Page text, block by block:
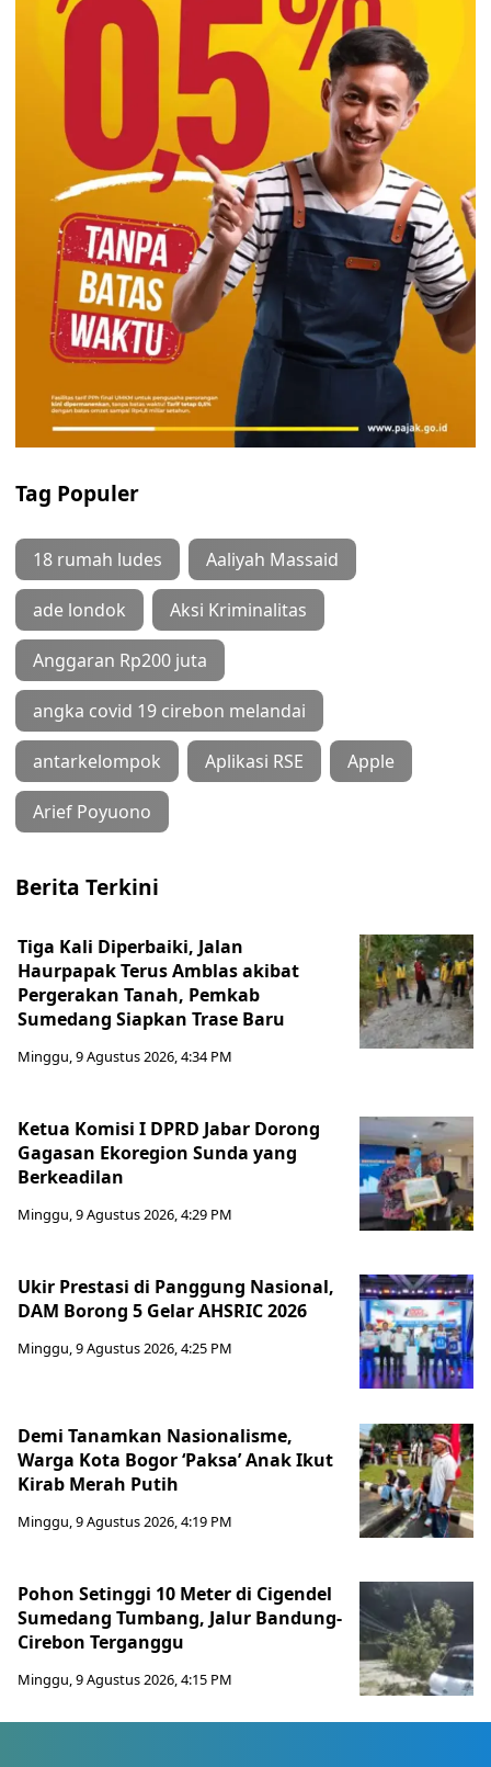
Tag Populer
18 rumah ludes Aaliyah Massaid
ade londok Aksi Kriminalitas
Anggaran Rp200 juta
angka covid 19 cirebon melandai
antarkelompok Aplikasi RSE Apple
Arief Poyuono
Berita Terkini
Tiga Kali Diperbaiki, Jalan
Haurpapak Terus Amblas akibat
Pergerakan Tanah, Pemkab
Sumedang Siapkan Trase Baru
Minggu, 9 Agustus 2026, 4:34 PM
Ketua Komisi I DPRD Jabar Dorong
Gagasan Ekoregion Sunda yang
Berkeadilan
Minggu, 9 Agustus 2026, 4:29 PM
Ukir Prestasi di Panggung Nasional,
DAM Borong 5 Gelar AHSRIC 2026
Minggu, 9 Agustus 2026, 4:25 PM
Demi Tanamkan Nasionalisme,
Warga Kota Bogor ‘Paksa’ Anak Ikut
Kirab Merah Putih
Minggu, 9 Agustus 2026, 4:19 PM
Pohon Setinggi 10 Meter di Cigendel
Sumedang Tumbang, Jalur Bandung-
Cirebon Terganggu
Minggu, 9 Agustus 2026, 4:15 PM